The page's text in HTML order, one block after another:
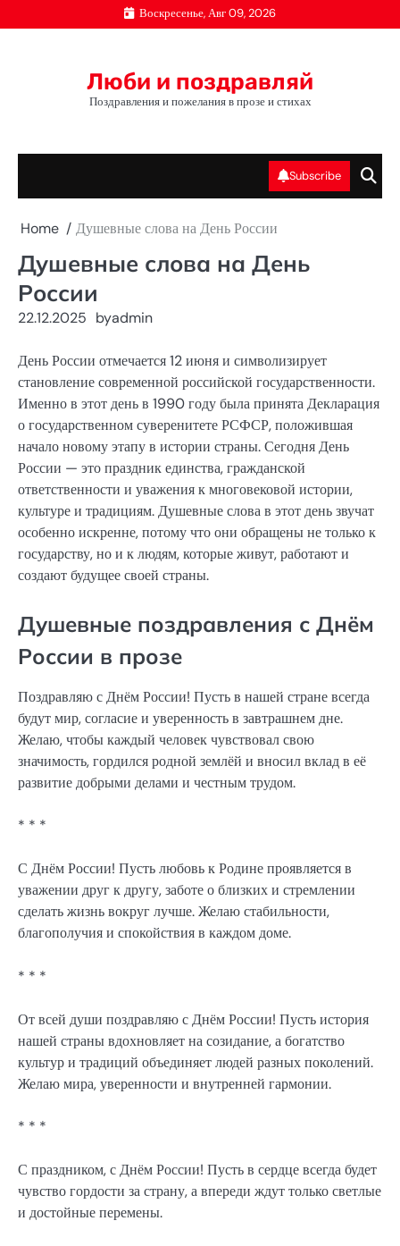
to
Воскресенье, Авг 09, 2026
Люби и поздравляй
Поздравления и пожелания в прозе и стихах
Subscribe
Home Душевные слова на День России
Душевные слова на День
России
22.12.2025 byadmin
День России отмечается 12 июня и символизирует
становление современной российской государственности.
Именно в этот день в 1990 году была принята Декларация
о государственном суверенитете РСФСР, положившая
начало новому этапу в истории страны. Сегодня День
России — это праздник единства, гражданской
ответственности и уважения к многовековой истории,
культуре и традициям. Душевные слова в этот день звучат
особенно искренне, потому что они обращены не только к
государству, но и к людям, которые живут, работают и
создают будущее своей страны.
Душевные поздравления с Днём
России в прозе
Поздравляю с Днём России! Пусть в нашей стране всегда
будут мир, согласие и уверенность в завтрашнем дне.
Желаю, чтобы каждый человек чувствовал свою
значимость, гордился родной землёй и вносил вклад в её
развитие добрыми делами и честным трудом.
* * *
С Днём России! Пусть любовь к Родине проявляется в
уважении друг к другу, заботе о близких и стремлении
сделать жизнь вокруг лучше. Желаю стабильности,
благополучия и спокойствия в каждом доме.
* * *
От всей души поздравляю с Днём России! Пусть история
нашей страны вдохновляет на созидание, а богатство
культур и традиций объединяет людей разных поколений.
Желаю мира, уверенности и внутренней гармонии.
* * *
С праздником, с Днём России! Пусть в сердце всегда будет
чувство гордости за страну, а впереди ждут только светлые
и достойные перемены.